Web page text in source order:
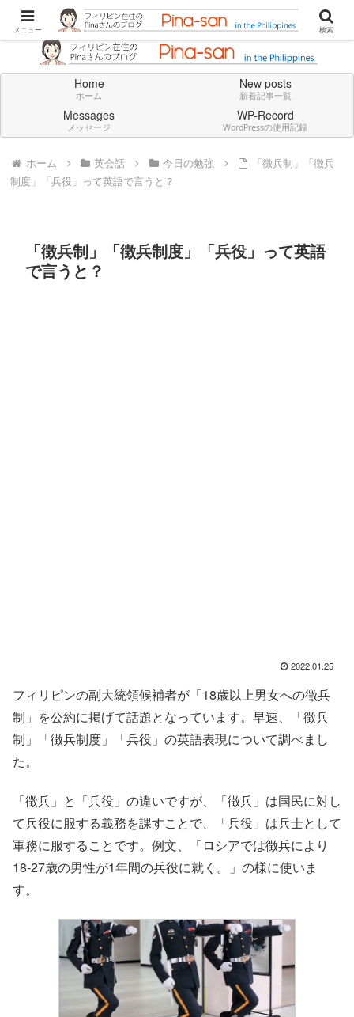
Don't think deeply. Feel always in English.
Home
ホーム
New posts
新着記事一覧
Messages
メッセージ
WP-Record
WordPressの使用記録
ホーム 英会話 今日の勉強
「徴兵制」「徴兵
制度」「兵役」って英語で言うと？
「徴兵制」「徴兵制度」「兵役」って英語
で言うと？
2022.01.25
フィリピンの副大統領候補者が「18歳以上男女への徴兵
制」を公約に掲げて話題となっています。早速、「徴兵
制」「徴兵制度」「兵役」の英語表現について調べまし
た。
「徴兵」と「兵役」の違いですが、「徴兵」は国民に対し
て兵役に服する義務を課すことで、「兵役」は兵士として
軍務に服することです。例文、「ロシアでは徴兵により
18-27歳の男性が1年間の兵役に就く。」の様に使いま
す。
メニュー 検索